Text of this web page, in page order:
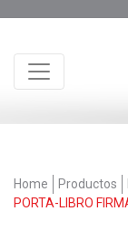
Home Productos
PORTA-LIBRO